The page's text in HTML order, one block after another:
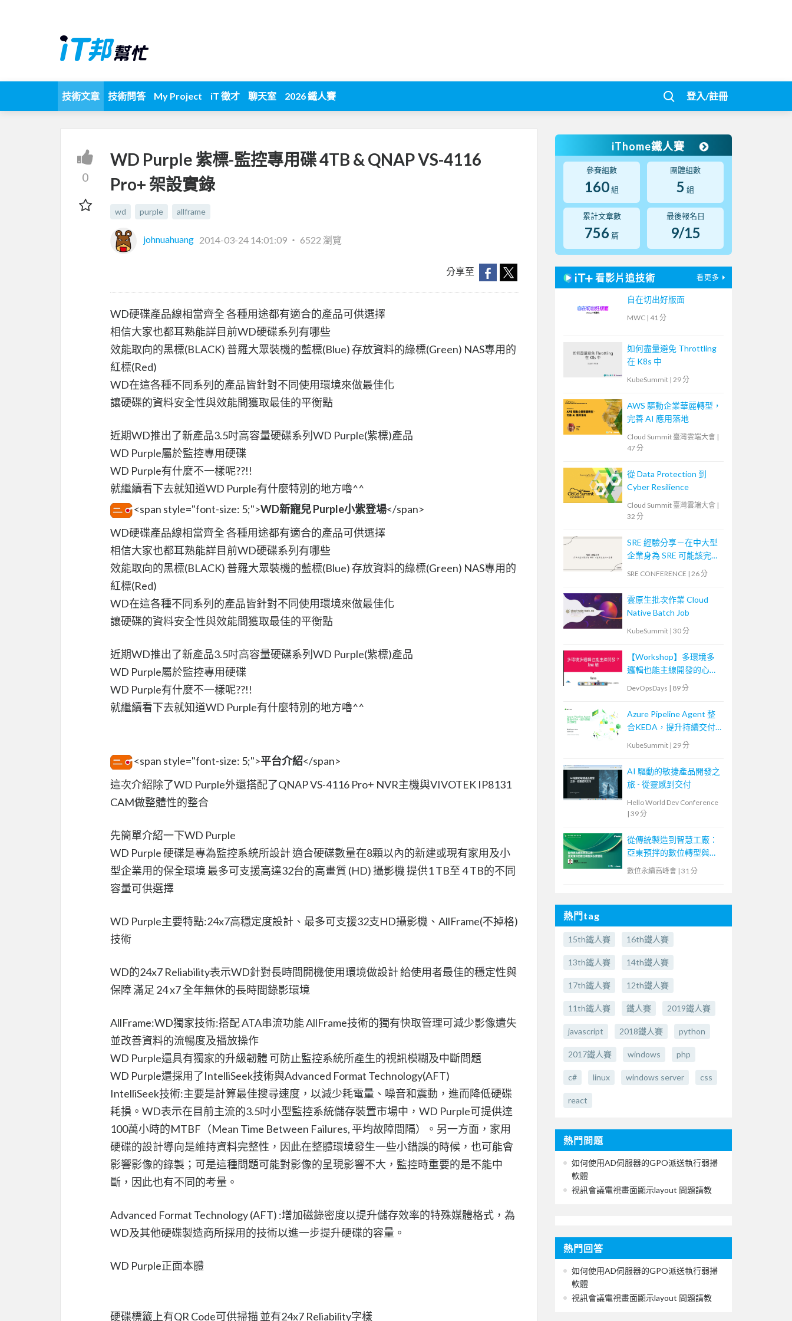
技術文章 技術問答 My Project iT 徵才 聊天室 2026 鐵人賽 登入/註冊
0
WD Purple 紫標-監控專用碟 4TB & QNAP VS-4116
Pro+ 架設實錄
wd purple allframe
johnuahuang 2014-03-24 14:01:09 ‧ 6522 瀏覽
分享至
WD硬碟產品線相當齊全 各種用途都有適合的產品可供選擇
相信大家也都耳熟能詳目前WD硬碟系列有哪些
效能取向的黑標(BLACK) 普羅大眾裝機的藍標(Blue) 存放資料的綠標(Green) NAS專用的
紅標(Red)
WD在這各種不同系列的產品皆針對不同使用環境來做最佳化
讓硬碟的資料安全性與效能間獲取最佳的平衡點
近期WD推出了新產品3.5吋高容量硬碟系列WD Purple(紫標)產品
WD Purple屬於監控專用硬碟
WD Purple有什麼不一樣呢??!!
就繼續看下去就知道WD Purple有什麼特別的地方嚕^^
<span style="font-size: 5;">WD新寵兒 Purple小紫登場</span>
WD硬碟產品線相當齊全 各種用途都有適合的產品可供選擇
相信大家也都耳熟能詳目前WD硬碟系列有哪些
效能取向的黑標(BLACK) 普羅大眾裝機的藍標(Blue) 存放資料的綠標(Green) NAS專用的
紅標(Red)
WD在這各種不同系列的產品皆針對不同使用環境來做最佳化
讓硬碟的資料安全性與效能間獲取最佳的平衡點
近期WD推出了新產品3.5吋高容量硬碟系列WD Purple(紫標)產品
WD Purple屬於監控專用硬碟
WD Purple有什麼不一樣呢??!!
就繼續看下去就知道WD Purple有什麼特別的地方嚕^^
<span style="font-size: 5;">平台介紹</span>
這次介紹除了WD Purple外還搭配了QNAP VS-4116 Pro+ NVR主機與VIVOTEK IP8131
CAM做整體性的整合
先簡單介紹一下WD Purple
WD Purple 硬碟是專為監控系統所設計 適合硬碟數量在8顆以內的新建或現有家用及小
型企業用的保全環境 最多可支援高達32台的高畫質 (HD) 攝影機 提供1 TB至 4 TB的不同
容量可供選擇
WD Purple主要特點:24x7高穩定度設計、最多可支援32支HD攝影機、AllFrame(不掉格)
技術
WD的24x7 Reliability表示WD針對長時間開機使用環境做設計 給使用者最佳的穩定性與
保障 滿足 24 x7 全年無休的長時間錄影環境
AllFrame:WD獨家技術:搭配 ATA串流功能 AllFrame技術的獨有快取管理可減少影像遺失
並改善資料的流暢度及播放操作
WD Purple還具有獨家的升級韌體 可防止監控系統所產生的視訊模糊及中斷問題
WD Purple還採用了IntelliSeek技術與Advanced Format Technology(AFT)
IntelliSeek技術:主要是計算最佳搜尋速度，以減少耗電量、噪音和震動，進而降低硬碟
耗損。WD表示在目前主流的3.5吋小型監控系統儲存裝置市場中，WD Purple可提供達
100萬小時的MTBF（Mean Time Between Failures, 平均故障間隔）。另一方面，家用
硬碟的設計導向是維持資料完整性，因此在整體環境發生一些小錯誤的時候，也可能會
影響影像的錄製；可是這種問題可能對影像的呈現影響不大，監控時重要的是不能中
斷，因此也有不同的考量。
Advanced Format Technology (AFT) :增加磁錄密度以提升儲存效率的特殊媒體格式，為
WD及其他硬碟製造商所採用的技術以進一步提升硬碟的容量。
WD Purple正面本體
硬碟標籤上有QR Code可供掃描 並有24x7 Reliability字樣
iThome鐵人賽
參賽組數
160組
團體組數
5 組
累計文章數
756 篇
最後報名日
9/15
看影片追技術 看更多
自在切出好版面
MWC | 41 分
如何盡量避免 Throttling
在 K8s 中
KubeSummit | 29 分
AWS 驅動企業華麗轉型，
完善 AI 應用落地
Cloud Summit 臺灣雲端大會 |
47 分
從 Data Protection 到
Cyber Resilience
Cloud Summit 臺灣雲端大會 |
32 分
SRE 經驗分享－在中大型
企業身為 SRE 可能該完成
SRE CONFERENCE | 26 分
雲原生批次作業 Cloud
Native Batch Job
KubeSummit | 30 分
【Workshop】多環境多
邏輯也能主線開發的心法
與實戰 - Java 篇
DevOpsDays | 89 分
Azure Pipeline Agent 整
合KEDA，提升持續交付
KubeSummit | 29 分
AI 驅動的敏捷產品開發之
旅 - 從靈感到交付
Hello World Dev Conference
| 39 分
從傳統製造到智慧工廠：
亞東預拌的數位轉型與永
續實踐
數位永續高峰會 | 31 分
熱門tag
15th鐵人賽 16th鐵人賽
13th鐵人賽 14th鐵人賽
17th鐵人賽 12th鐵人賽
11th鐵人賽 鐵人賽 2019鐵人賽
javascript 2018鐵人賽 python
2017鐵人賽 windows php
c# linux windows server css
react
熱門問題
如何使用AD伺服器的GPO派送執行弱掃
軟體
視訊會議電視畫面顯示layout 問題請教
熱門回答
如何使用AD伺服器的GPO派送執行弱掃
軟體
視訊會議電視畫面顯示layout 問題請教